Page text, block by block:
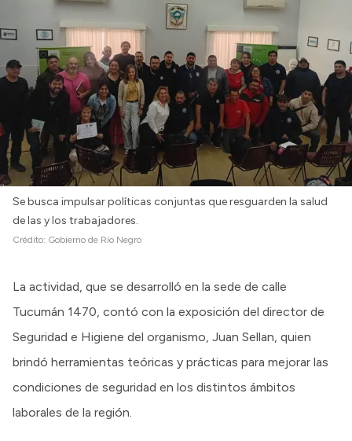
Se busca impulsar políticas conjuntas que resguarden la salud
de las y los trabajadores.
Crédito: Gobierno de Río Negro
La actividad, que se desarrolló en la sede de calle
Tucumán 1470, contó con la exposición del director de
Seguridad e Higiene del organismo, Juan Sellan, quien
brindó herramientas teóricas y prácticas para mejorar las
condiciones de seguridad en los distintos ámbitos
laborales de la región.